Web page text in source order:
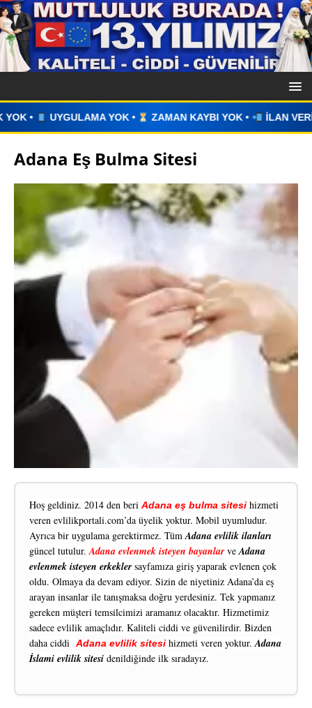
YOK • ZAMAN KAYBI YOK • İLAN VERİN • WHATSAPP
Adana Eş Bulma Sitesi
Hoş geldiniz. 2014 den beri Adana eş bulma sitesi hizmeti
veren evlilikportali.com’da üyelik yoktur. Mobil uyumludur.
Ayrıca bir uygulama gerektirmez. TümAdana evlilik ilanları
güncel tutulur.Adana evlenmek isteyen bayanlar veAdana
evlenmek isteyen erkekler sayfamıza giriş yaparak evlenen çok
oldu. Olmaya da devam ediyor. Sizin de niyetiniz Adana’da eş
arayan insanlar ile tanışmaksa doğru yerdesiniz. Tek yapmanız
gereken müşteri temsilcimizi aramanız olacaktır. Hizmetimiz
sadece evlilik amaçlıdır. Kaliteli ciddi ve güvenilirdir. Bizden
daha ciddi Adana evlilik sitesi hizmeti veren yoktur.Adana
İslami evlilik sitesi denildiğinde ilk sıradayız.